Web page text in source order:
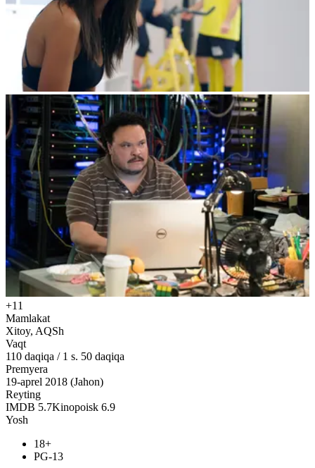
+11
Mamlakat
Xitoy, AQSh
Vaqt
110 daqiqa / 1 s. 50 daqiqa
Premyera
19-aprel 2018 (Jahon)
Reyting
IMDB 5.7Kinopoisk 6.9
Yosh
18+
PG-13